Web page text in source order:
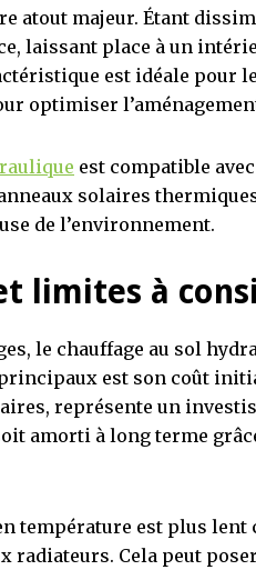
atout majeur. Étant
laissant place à un
est idéale pour
optimiser
est compatible
solaires
de l’environnement.
limites à
le chauffage au sol
principaux est son coût
représente un
amorti à long terme
température est plus lent
radiateurs. Cela peut